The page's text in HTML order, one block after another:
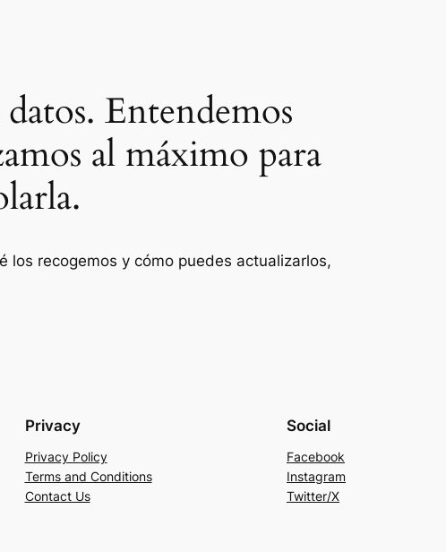
Entendemos
al máximo para
recogemos y cómo puedes actualizarlos,
Privacy
Privacy Policy
Terms and Conditions
Contact Us
Social
Facebook
Instagram
Twitter/X